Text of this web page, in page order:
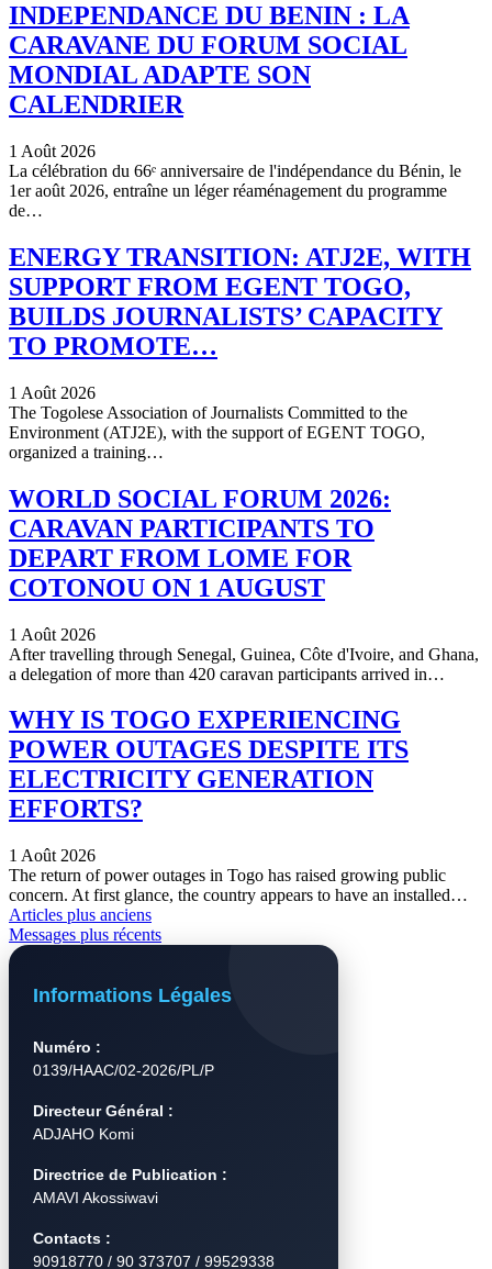
INDEPENDANCE DU BENIN : LA
CARAVANE DU FORUM SOCIAL
MONDIAL ADAPTE SON
CALENDRIER
1 Août 2026
La célébration du 66ᵉ anniversaire de l'indépendance du Bénin, le
1er août 2026, entraîne un léger réaménagement du programme
de…
ENERGY TRANSITION: ATJ2E, WITH
SUPPORT FROM EGENT TOGO,
BUILDS JOURNALISTS’ CAPACITY
TO PROMOTE…
1 Août 2026
The Togolese Association of Journalists Committed to the
Environment (ATJ2E), with the support of EGENT TOGO,
organized a training…
WORLD SOCIAL FORUM 2026:
CARAVAN PARTICIPANTS TO
DEPART FROM LOME FOR
COTONOU ON 1 AUGUST
1 Août 2026
After travelling through Senegal, Guinea, Côte d'Ivoire, and Ghana,
a delegation of more than 420 caravan participants arrived in…
WHY IS TOGO EXPERIENCING
POWER OUTAGES DESPITE ITS
ELECTRICITY GENERATION
EFFORTS?
1 Août 2026
The return of power outages in Togo has raised growing public
concern. At first glance, the country appears to have an installed…
Articles plus anciens
Messages plus récents
Informations Légales
Numéro :
0139/HAAC/02-2026/PL/P
Directeur Général :
ADJAHO Komi
Directrice de Publication :
AMAVI Akossiwavi
Contacts :
90918770 / 90 373707 / 99529338